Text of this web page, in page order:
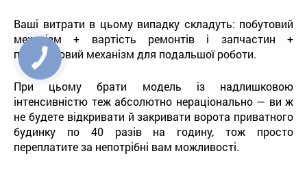
Ваші витрати в цьому випадку складуть: побутовий
механізм + вартість ремонтів і запчастин +
промисловий механізм для подальшої роботи.
При цьому брати модель із надлишковою
інтенсивністю теж абсолютно нераціонально — ви ж
не будете відкривати й закривати ворота приватного
будинку по 40 разів на годину, тож просто
переплатите за непотрібні вам можливості.